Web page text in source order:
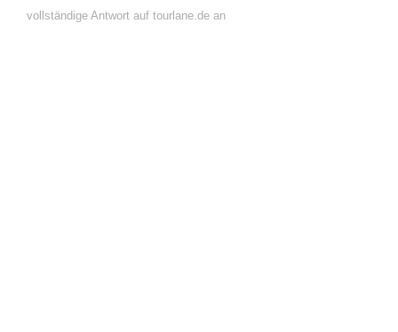
vollständige Antwort auf tourlane.de an